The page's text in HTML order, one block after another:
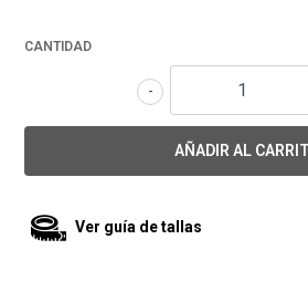
CANTIDAD
-
Ver guía de tallas